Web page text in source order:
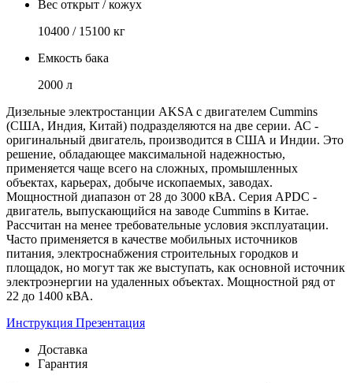
Вес открыт / кожух
10400 / 15100 кг
Емкость бака
2000 л
Дизельные электростанции AKSA с двигателем Cummins
(США, Индия, Китай) подразделяются на две серии. АС -
оригинальный двигатель, производится в США и Индии. Это
решение, обладающее максимальной надежностью,
применяется чаще всего на сложных, промышленных
объектах, карьерах, добыче ископаемых, заводах.
Мощностной диапазон от 28 до 3000 кВА. Серия APDС -
двигатель, выпускающийся на заводе Cummins в Китае.
Рассчитан на менее требовательные условия эксплуатации.
Часто применяется в качестве мобильных источников
питания, электроснабжения строительных городков и
площадок, но могут так же выступать, как основной источник
электроэнергии на удаленных объектах. Мощностной ряд от
22 до 1400 кВА.
Инструкция Презентация
Доставка
Гарантия